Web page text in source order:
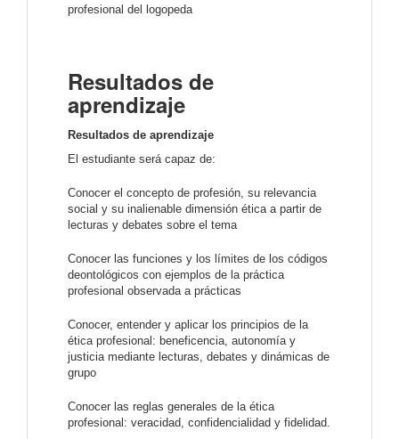
profesional del logopeda
Resultados de
aprendizaje
Resultados de aprendizaje
El estudiante será capaz de:
Conocer el concepto de profesión, su relevancia
social y su inalienable dimensión ética a partir de
lecturas y debates sobre el tema
Conocer las funciones y los límites de los códigos
deontológicos con ejemplos de la práctica
profesional observada a prácticas
Conocer, entender y aplicar los principios de la
ética profesional: beneficencia, autonomía y
justicia mediante lecturas, debates y dinámicas de
grupo
Conocer las reglas generales de la ética
profesional: veracidad, confidencialidad y fidelidad.